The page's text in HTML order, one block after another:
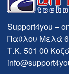
Support4you –
Παύλου Μελά
Τ.Κ. 501 00